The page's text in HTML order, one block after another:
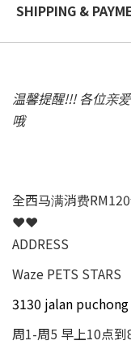
SHIPPING &
温馨提醒!!! 各位亲
哦
全西马满消费
❤❤
ADDRESS
Waze PETS STARS
3130 jalan
周1-周5 早上10点到